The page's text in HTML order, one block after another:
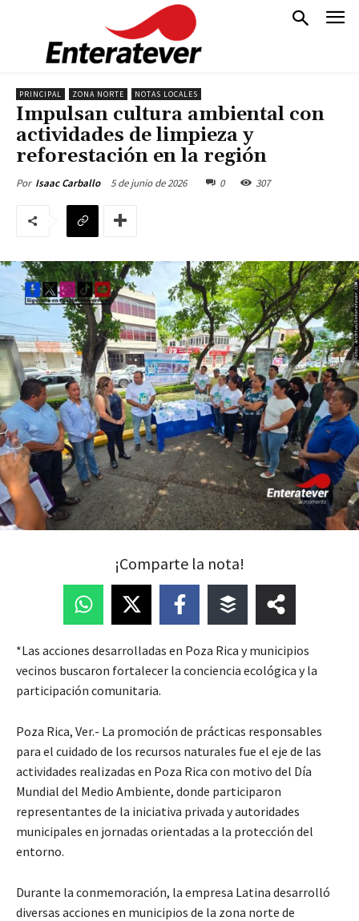
PRINCIPAL ZONA NORTE NOTAS LOCALES
Impulsan cultura ambiental con
actividades de limpieza y
reforestación en la región
Por Isaac Carballo 5 de junio de 2026 0 307
¡Comparte la nota!
*Las acciones desarrolladas en Poza Rica y municipios
vecinos buscaron fortalecer la conciencia ecológica y la
participación comunitaria.
Poza Rica, Ver.- La promoción de prácticas responsables
para el cuidado de los recursos naturales fue el eje de las
actividades realizadas en Poza Rica con motivo del Día
Mundial del Medio Ambiente, donde participaron
representantes de la iniciativa privada y autoridades
municipales en jornadas orientadas a la protección del
entorno.
Durante la conmemoración, la empresa Latina desarrolló
diversas acciones en municipios de la zona norte de